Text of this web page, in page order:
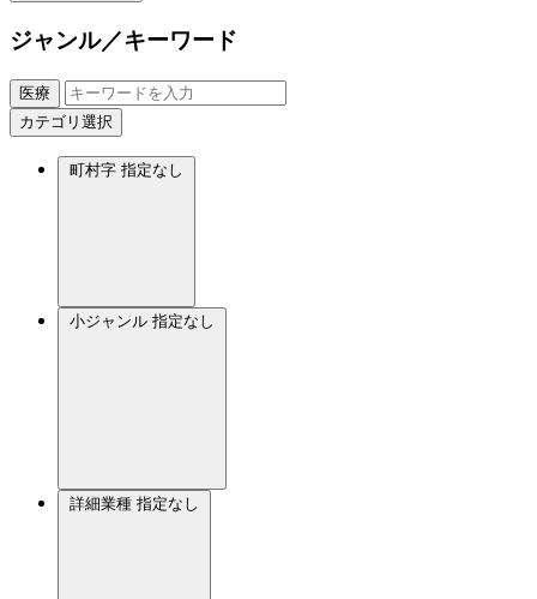
ジャンル／キーワード
医療
カテゴリ選択
町村字 指定なし
小ジャンル 指定なし
詳細業種 指定なし